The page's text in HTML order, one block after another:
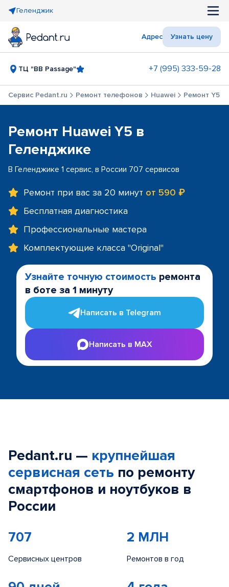
Геленджик
Адрес Узнать цену
ТЦ "BB Passage" +7 (995) 333-59-28
Сервис Pedant.ru Ремонт телефонов Huawei Ремонт Y5
Ремонт Huawei Y5 в
Геленджике
В Геленджике 1 сервис, в России 707 сервисов
Ремонт при вас за 20 минут от 590 ₽
Бесплатная диагностика
Профессиональные мастера
Комплектующие класса "Original"
Узнайте точную стоимость ремонта
в боте за 1 минуту
Написать в Telegram
Написать в MAX
Pedant.ru — крупнейшая
сервисная сеть по ремонту
смартфонов и ноутбуков в
России
707
Сервисных центров
2 МЛН
Ремонтов в год